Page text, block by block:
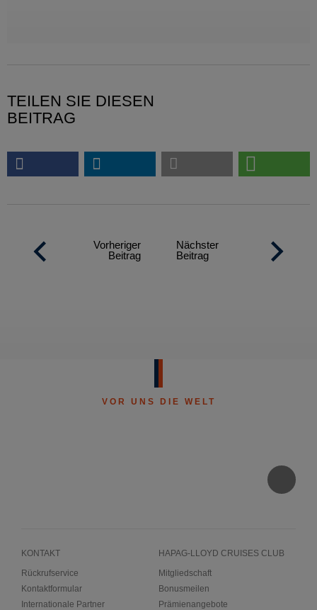
TEILEN SIE DIESEN
BEITRAG
Vorheriger
Beitrag
Nächster
Beitrag
VOR UNS DIE WELT
KONTAKT
Rückrufservice
Kontaktformular
Internationale Partner
HAPAG-LLOYD CRUISES CLUB
Mitgliedschaft
Bonusmeilen
Prämienangebote